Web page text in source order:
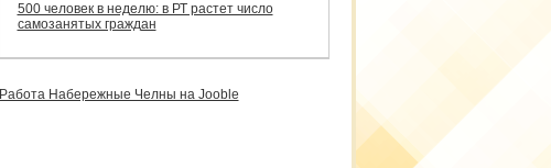
500 человек в неделю: в РТ растет число
самозанятых граждан
Работа Набережные Челны на Jooble